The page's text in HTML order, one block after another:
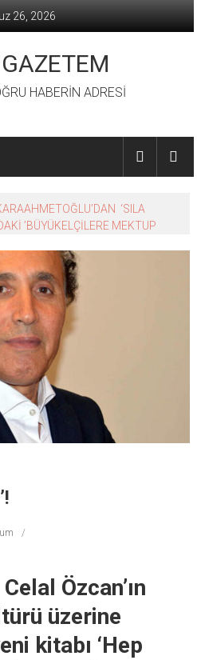
26, 2026
GAZETEM
HABERİN ADRESİ
‘SILA
’BÜYÜKELÇİLERE MEKTUP
Özcan’ın
üzerine
kitabı ‘Hep